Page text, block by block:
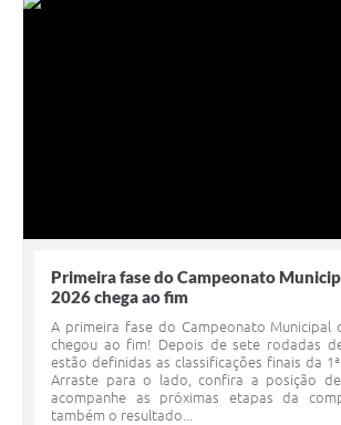
Primeira fase do Campeonato
2026 chega ao fim
A primeira fase do Campeonato Municipal
chegou ao fim! Depois de sete rodadas
estão definidas as classificações finais da 1ª
Arraste para o lado, confira a posição
acompanhe as próximas etapas da
também o resultado...